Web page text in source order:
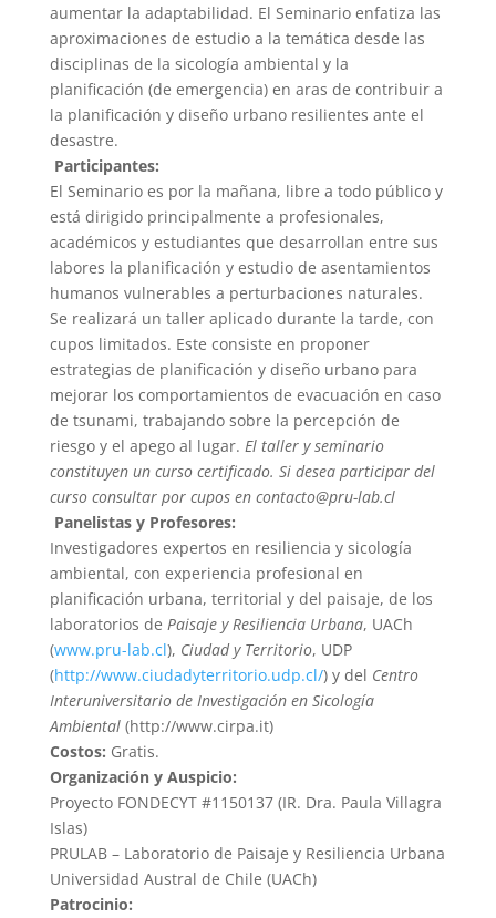
aumentar la adaptabilidad. El Seminario enfatiza las
aproximaciones de estudio a la temática desde las
disciplinas de la sicología ambiental y la
planificación (de emergencia) en aras de contribuir a
la planificación y diseño urbano resilientes ante el
desastre.
Participantes:
El Seminario es por la mañana, libre a todo público y
está dirigido principalmente a profesionales,
académicos y estudiantes que desarrollan entre sus
labores la planificación y estudio de asentamientos
humanos vulnerables a perturbaciones naturales.
Se realizará un taller aplicado durante la tarde, con
cupos limitados. Este consiste en proponer
estrategias de planificación y diseño urbano para
mejorar los comportamientos de evacuación en caso
de tsunami, trabajando sobre la percepción de
riesgo y el apego al lugar. El taller y seminario
constituyen un curso certificado. Si desea participar del
curso consultar por cupos en contacto@pru-lab.cl
Panelistas y Profesores:
Investigadores expertos en resiliencia y sicología
ambiental, con experiencia profesional en
planificación urbana, territorial y del paisaje, de los
laboratorios de Paisaje y Resiliencia Urbana, UACh
(www.pru-lab.cl), Ciudad y Territorio, UDP
(http://www.ciudadyterritorio.udp.cl/) y del Centro
Interuniversitario de Investigación en Sicología
Ambiental (http://www.cirpa.it)
Costos: Gratis.
Organización y Auspicio:
Proyecto FONDECYT #1150137 (IR. Dra. Paula Villagra
Islas)
PRULAB – Laboratorio de Paisaje y Resiliencia Urbana
Universidad Austral de Chile (UACh)
Patrocinio: